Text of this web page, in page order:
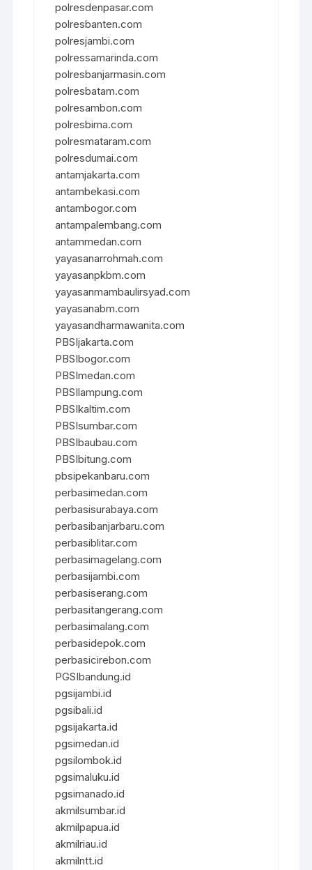
polresdenpasar.com
polresbanten.com
polresjambi.com
polressamarinda.com
polresbanjarmasin.com
polresbatam.com
polresambon.com
polresbima.com
polresmataram.com
polresdumai.com
antamjakarta.com
antambekasi.com
antambogor.com
antampalembang.com
antammedan.com
yayasanarrohmah.com
yayasanpkbm.com
yayasanmambaulirsyad.com
yayasanabm.com
yayasandharmawanita.com
PBSIjakarta.com
PBSIbogor.com
PBSImedan.com
PBSIlampung.com
PBSIkaltim.com
PBSIsumbar.com
PBSIbaubau.com
PBSIbitung.com
pbsipekanbaru.com
perbasimedan.com
perbasisurabaya.com
perbasibanjarbaru.com
perbasiblitar.com
perbasimagelang.com
perbasijambi.com
perbasiserang.com
perbasitangerang.com
perbasimalang.com
perbasidepok.com
perbasicirebon.com
PGSIbandung.id
pgsijambi.id
pgsibali.id
pgsijakarta.id
pgsimedan.id
pgsilombok.id
pgsimaluku.id
pgsimanado.id
akmilsumbar.id
akmilpapua.id
akmilriau.id
akmilntt.id